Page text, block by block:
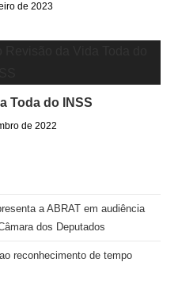
de 2023
Toda do INSS
de 2022
a ABRAT em audiência
dos Deputados
reconhecimento de tempo